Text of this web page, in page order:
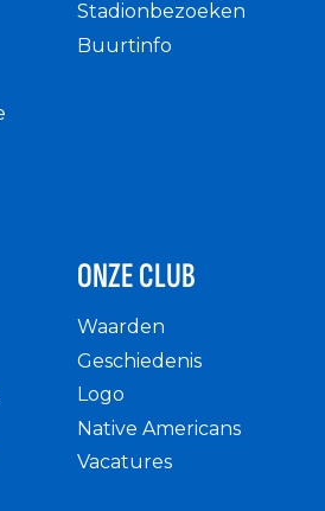
Stadionbezoeken
Buurtinfo
ONZE CLUB
Waarden
Geschiedenis
Logo
Native Americans
Vacatures